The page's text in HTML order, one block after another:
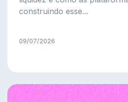
construindo esse...
09/07/2026